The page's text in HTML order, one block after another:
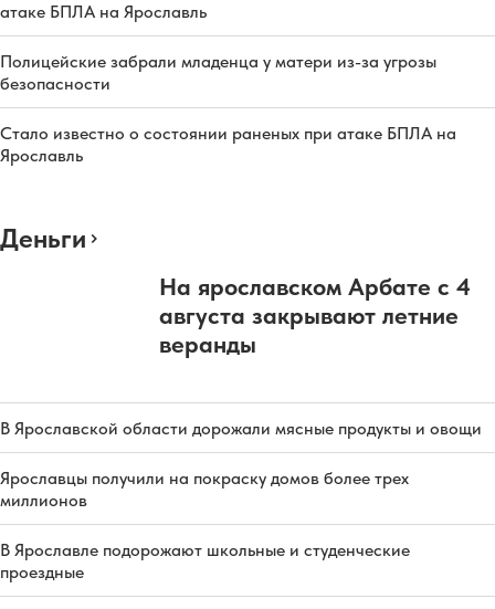
атаке БПЛА на Ярославль
Полицейские забрали младенца у матери из-за угрозы
безопасности
Стало известно о состоянии раненых при атаке БПЛА на
Ярославль
Деньги
На ярославском Арбате с 4
августа закрывают летние
веранды
В Ярославской области дорожали мясные продукты и овощи
Ярославцы получили на покраску домов более трех
миллионов
В Ярославле подорожают школьные и студенческие
проездные